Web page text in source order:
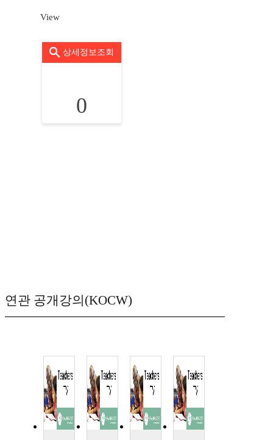
View
상세정보조회
0
연관 공개강의(KOCW)